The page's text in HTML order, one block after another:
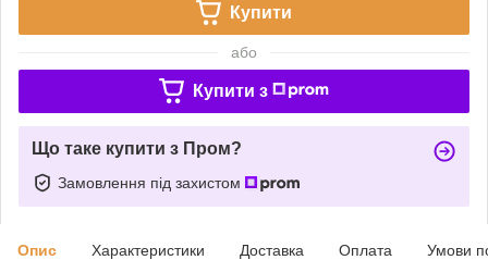
Купити
або
Купити з
Що таке купити з Пром?
Замовлення під захистом
Опис Характеристики Доставка Оплата Умови